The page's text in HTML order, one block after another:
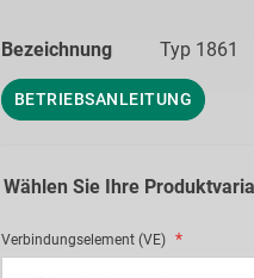
Bezeichnung Typ 1861
BETRIEBSANLEITUNG
Wählen Sie Ihre
Verbindungselement (VE)